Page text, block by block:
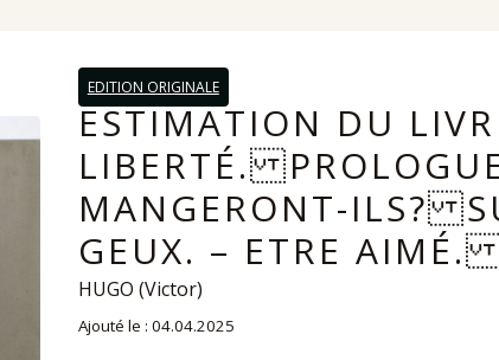
EDITION ORIGINALE
ESTIMATION DU
LIBERTÉ.
MANGERONT-ILS?
GEUX. – ETRE
HUGO (Victor)
Ajouté le : 04.04.2025